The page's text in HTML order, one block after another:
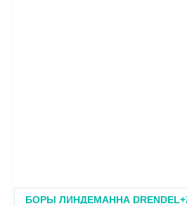
БОРЫ ЛИНДЕМАННА